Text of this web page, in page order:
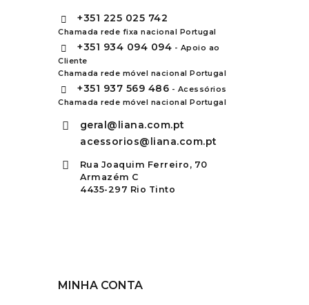
+351 225 025 742
Chamada rede fixa nacional Portugal
+351 934 094 094 - Apoio ao
Cliente
Chamada rede móvel nacional Portugal
+351 937 569 486 - Acessórios
Chamada rede móvel nacional Portugal
geral@liana.com.pt
acessorios@liana.com.pt
Rua Joaquim Ferreiro, 70
Armazém C
4435-297 Rio Tinto
MINHA CONTA